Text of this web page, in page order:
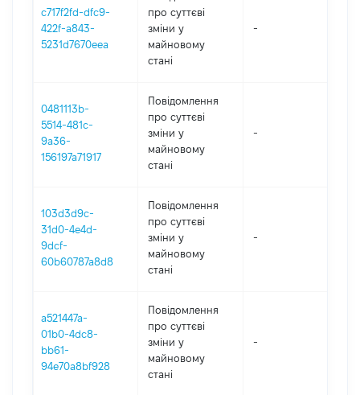
c717f2fd-dfc9-
422f-a843-
5231d7670eea
про суттєві
зміни y
майновому
стані
-
0481113b-
5514-481c-
9a36-
156197a71917
Повідомлення
про суттєві
зміни y
майновому
стані
-
103d3d9c-
31d0-4e4d-
9dcf-
60b60787a8d8
Повідомлення
про суттєві
зміни y
майновому
стані
-
a521447a-
01b0-4dc8-
bb61-
94e70a8bf928
Повідомлення
про суттєві
зміни y
майновому
стані
-